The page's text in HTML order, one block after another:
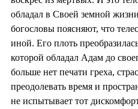
обладал в Своей земной
богословы поясняют, что
иной. Его плоть
которой обладал Адам до
больше нет печати греха,
преодолевать время и
не испытывает тот